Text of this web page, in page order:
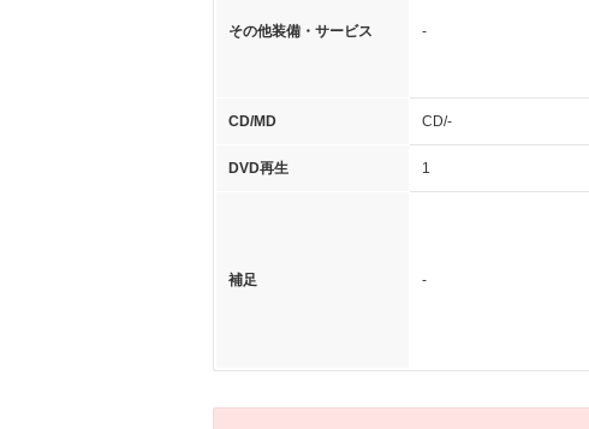
その他装備・サービス -
CD/MD CD/-
DVD再生 1
補足 -